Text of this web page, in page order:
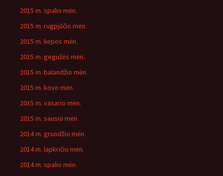
2015 m. spalio mėn.
2015 m. rugpjūčio mėn.
2015 m. liepos mėn.
2015 m. gegužės mėn.
2015 m. balandžio mėn.
2015 m. kovo mėn.
2015 m. vasario mėn.
2015 m. sausio mėn.
2014 m. gruodžio mėn.
2014 m. lapkričio mėn.
2014 m. spalio mėn.